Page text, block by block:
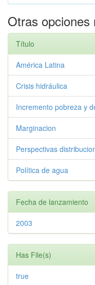
Otras opciones
Título
América Latina
Crisis hidráulica
Incremento pobreza y
Marginacion
Perspectivas
Política de agua
Fecha de lanzamiento
2003
Has File(s)
true